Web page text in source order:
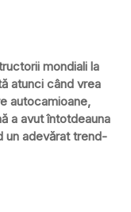
mondiali la
atunci când vrea
autocamioane,
a avut întotdeauna
un adevărat trend-